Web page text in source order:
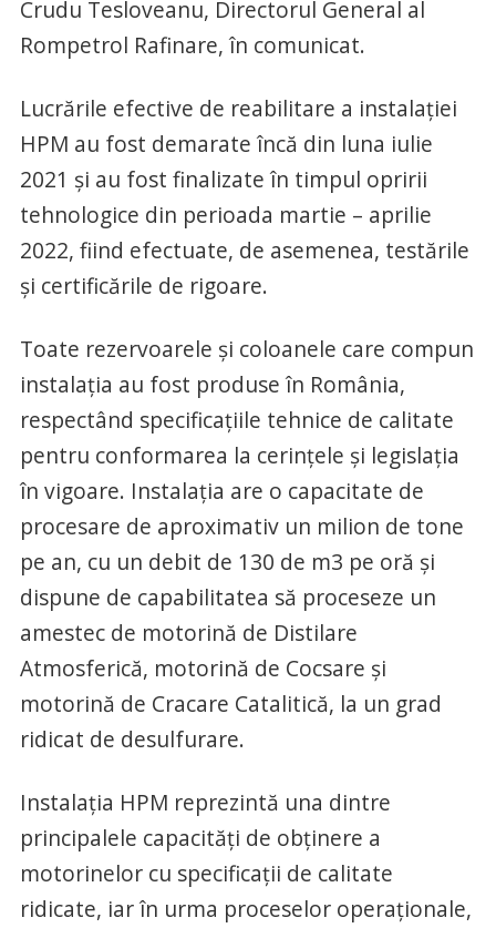
Crudu Tesloveanu, Directorul General al
Rompetrol Rafinare, în comunicat.
Lucrările efective de reabilitare a instalației
HPM au fost demarate încă din luna iulie
2021 și au fost finalizate în timpul opririi
tehnologice din perioada martie – aprilie
2022, fiind efectuate, de asemenea, testările
și certificările de rigoare.
Toate rezervoarele și coloanele care compun
instalația au fost produse în România,
respectând specificațiile tehnice de calitate
pentru conformarea la cerințele și legislația
în vigoare. Instalația are o capacitate de
procesare de aproximativ un milion de tone
pe an, cu un debit de 130 de m3 pe oră și
dispune de capabilitatea să proceseze un
amestec de motorină de Distilare
Atmosferică, motorină de Cocsare și
motorină de Cracare Catalitică, la un grad
ridicat de desulfurare.
Instalația HPM reprezintă una dintre
principalele capacități de obținere a
motorinelor cu specificații de calitate
ridicate, iar în urma proceselor operaționale,